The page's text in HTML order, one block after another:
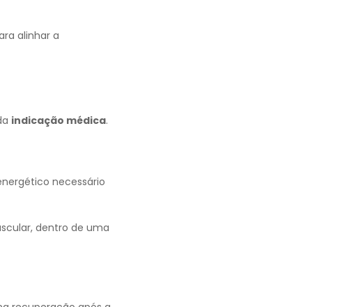
alinhar a
indicação médica.
necessário
dentro de uma